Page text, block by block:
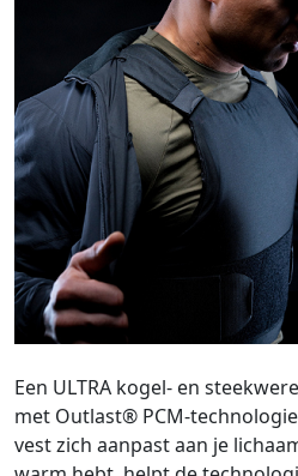
Een ULTRA kogel- en
met Outlast® PCM-
vest zich aanpast aan je